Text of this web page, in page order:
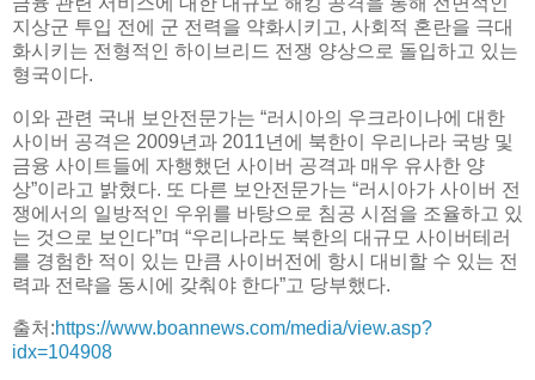
지상군 투입 전에 군 전력을 약화시키고, 사회적 혼란을 극대
화시키는 전형적인 하이브리드 전쟁 양상으로 돌입하고 있는
형국이다.
이와 관련 국내 보안전문가는 “러시아의 우크라이나에 대한
사이버 공격은 2009년과 2011년에 북한이 우리나라 국방 및
금융 사이트들에 자행했던 사이버 공격과 매우 유사한 양
상”이라고 밝혔다. 또 다른 보안전문가는 “러시아가 사이버 전
쟁에서의 일방적인 우위를 바탕으로 침공 시점을 조율하고 있
는 것으로 보인다”며 “우리나라도 북한의 대규모 사이버테러
를 경험한 적이 있는 만큼 사이버전에 항시 대비할 수 있는 전
력과 전략을 동시에 갖춰야 한다”고 당부했다.
출처:https://www.boannews.com/media/view.asp?
idx=104908